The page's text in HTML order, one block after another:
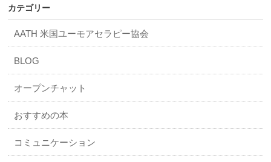
カテゴリー
AATH 米国ユーモアセラピー協会
BLOG
オープンチャット
おすすめの本
コミュニケーション